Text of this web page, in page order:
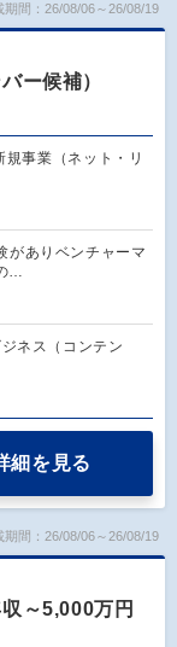
期間：26/08/06～26/08/19
ー候補）
事業（ネット・リ
がありベンチャーマ
…
ネス（コンテン
細を見る
期間：26/08/06～26/08/19
～5,000万円